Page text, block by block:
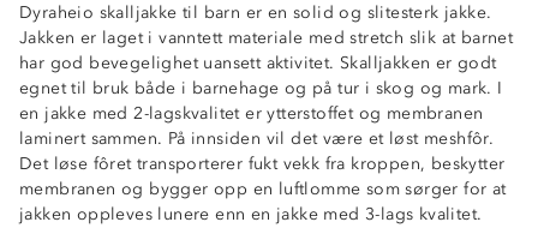
Dyraheio skalljakke til barn er en solid og slitesterk jakke.
Jakken er laget i vanntett materiale med stretch slik at barnet
har god bevegelighet uansett aktivitet. Skalljakken er godt
egnet til bruk både i barnehage og på tur i skog og mark. I
en jakke med 2-lagskvalitet er ytterstoffet og membranen
laminert sammen. På innsiden vil det være et løst meshfôr.
Det løse fôret transporterer fukt vekk fra kroppen, beskytter
membranen og bygger opp en luftlomme som sørger for at
jakken oppleves lunere enn en jakke med 3-lags kvalitet.
Kontraststoff lommer (10 000 mm vannsøyle og
fukttransport, 6 000 g/ m2/ 24t
To glidelåslommer
Refleksdetaljer
Avtagbar hette
Borrelåsjusetering nederst i ermene
Børstet trikotfôr
Strikkjustering nederst
Hovedmateriale: 88% resirkulert polyester og 12%